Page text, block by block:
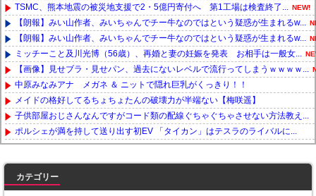
TSMC、熊本地震の被災地支援で2・5億円寄付へ 第1工場は検査終了... NEW!
【朗報】みい山作者、みいちゃんでチー牛なのではという疑惑が生まれるw...
【朗報】みい山作者、みいちゃんでチー牛なのではという疑惑が生まれるw...
ミッチーこと及川光博（56歳）、再婚と妻の妊娠を発表 お相手は一般女...
【画像】見せブラ・見せパン、過去にないレベルで流行ってしまうｗｗｗｗ...
中原みなみアナ メガネ ＆ ニットで隠れ巨乳がくっきり！！
メイドの格好してるちょちょたんの破壊力が半端ない【梅咲遥】
子供部屋おじさんなんですがコード類の配線ぐちゃぐちゃさせない方法教え...
ポルシェが満を持して送り出す初EV 「タイカン」はテスラのライバルに...
カテゴリー